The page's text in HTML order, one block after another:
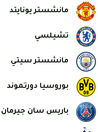
مانشستر يونايتد
تشيلسي
مانشستر سيتي
بوروسيا دورتموند
باريس سان جيرمان